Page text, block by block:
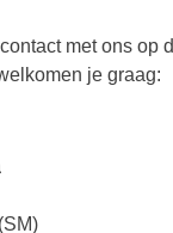
met ons op
je graag: